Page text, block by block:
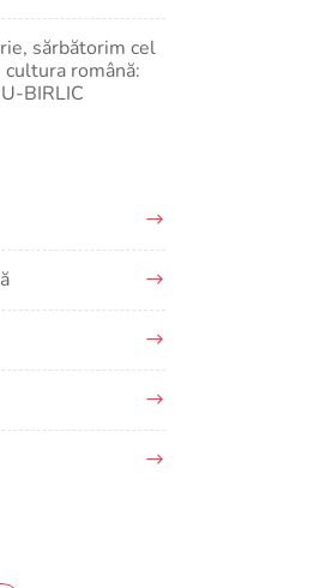
sărbătorim cel
română:
BIRLIC